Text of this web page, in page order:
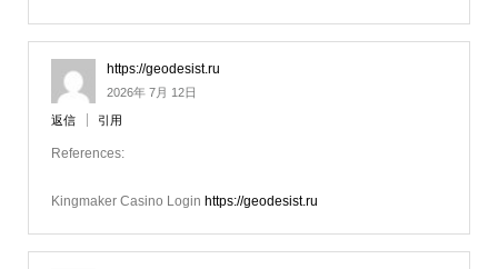
https://geodesist.ru
2026年 7月 12日
返信 引用
References:
Kingmaker Casino Login https://geodesist.ru